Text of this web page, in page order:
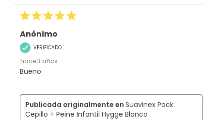
Anónimo
VERIFICADO
hace 3 años
Bueno
Publicada originalmente en Suavinex Pack
Cepillo + Peine Infantil Hygge Blanco